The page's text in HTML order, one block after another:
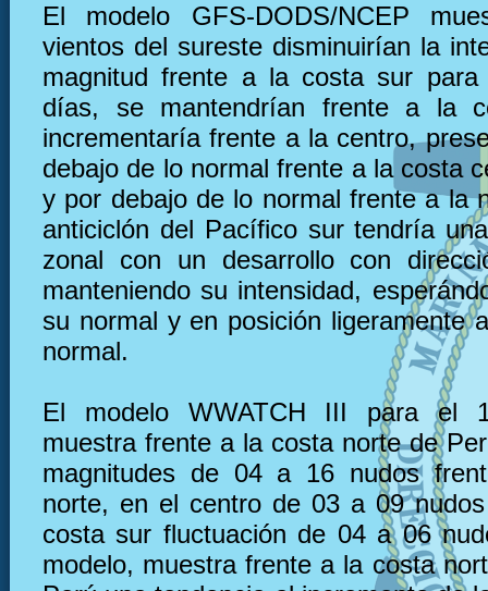
El modelo GFS-DODS/NCEP
vientos del sureste disminuirían la
magnitud frente a la costa sur para
días, se mantendrían frente a la
incrementaría frente a la centro,
debajo de lo normal frente a la costa
y por debajo de lo normal frente a la
anticiclón del Pacífico sur tendría
zonal con un desarrollo con
manteniendo su intensidad,
su normal y en posición ligeramente
normal.
El modelo WWATCH III para el
muestra frente a la costa norte de
magnitudes de 04 a 16 nudos
norte, en el centro de 03 a 09
costa sur fluctuación de 04 a 06
modelo, muestra frente a la costa